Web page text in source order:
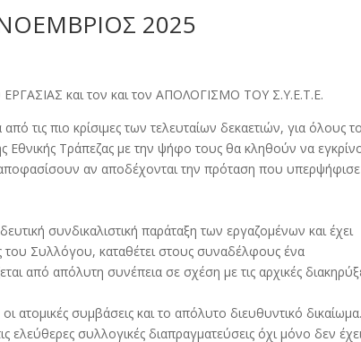
ΝΟΕΜΒΡΙΟΣ 2025
και τον και τον ΑΠΟΛΟΓΙΣΜΟ ΤΟΥ Σ.Υ.Ε.Τ.Ε.
τις πιο κρίσιμες των τελευταίων δεκαετιών, για όλους
Εθνικής Τράπεζας με την ψήφο τους θα κληθούν να
αν αποδέχονται την πρόταση που
συνδικαλιστική παράταξη των εργαζομένων και έχει
του Συλλόγου, καταθέτει στους συναδέλφους ένα
από απόλυτη συνέπεια σε σχέση με τις αρχικές
ατομικές συμβάσεις και το απόλυτο διευθυντικό
ελεύθερες συλλογικές διαπραγματεύσεις όχι μόνο δεν